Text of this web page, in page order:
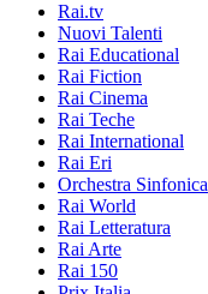
Rai.tv
Nuovi Talenti
Rai Educational
Rai Fiction
Rai Cinema
Rai Teche
Rai International
Rai Eri
Orchestra Sinfonica
Rai World
Rai Letteratura
Rai Arte
Rai 150